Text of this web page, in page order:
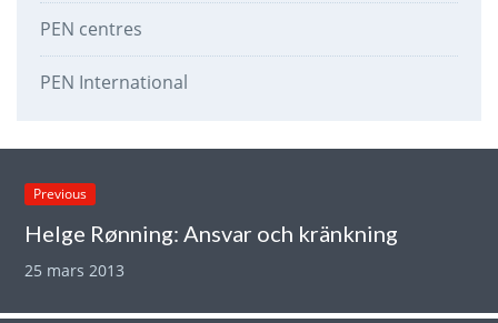
PEN centres
PEN International
Previous
Helge Rønning: Ansvar och kränkning
25 mars 2013